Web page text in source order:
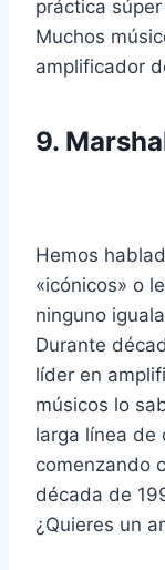
práctica
Muchos
amplificador
9.
Hemos
«icónicos» o
ninguno
Durante
líder en
músicos lo
larga línea de
comenzando
década de
¿Quieres un